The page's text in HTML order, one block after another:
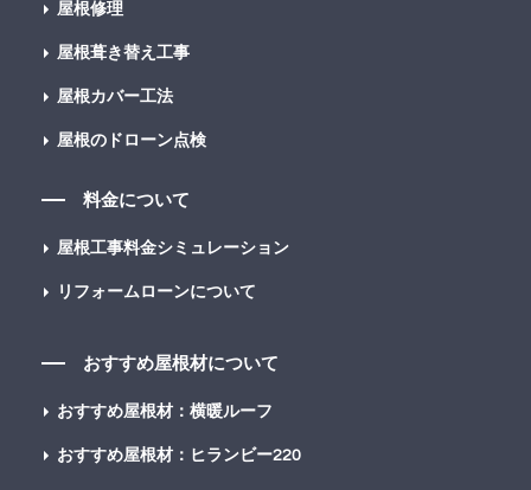
屋根修理
屋根葺き替え工事
屋根カバー工法
屋根のドローン点検
料金について
屋根工事料金シミュレーション
リフォームローンについて
おすすめ屋根材について
おすすめ屋根材：横暖ルーフ
おすすめ屋根材：ヒランビー220